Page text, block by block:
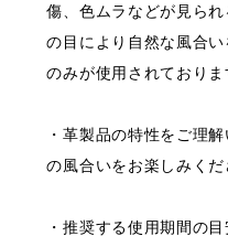
傷、色ムラなどが見ら
の目により自然な風合
のみが使用されておりま
・革製品の特性をご理
の風合いをお楽しみくだ
・推奨する使用期間の